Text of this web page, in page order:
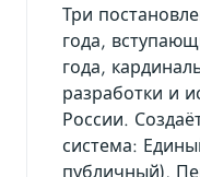
Три
года,
года,
разработки и
России.
система:
публичный),